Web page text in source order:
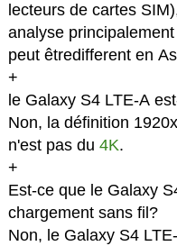
lecteurs de cartes
analyse
peut êtredifferent en
+
le Galaxy S4 LTE-A
Non, la définition
n'est pas du 4K.
+
Est-ce que le Galaxy
chargement sans fil?
Non, le Galaxy S4